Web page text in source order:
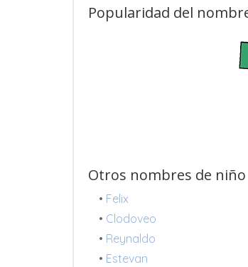
Popularidad del
Otros nombres de
• Felix
• Clodoveo
• Reynaldo
• Estevan